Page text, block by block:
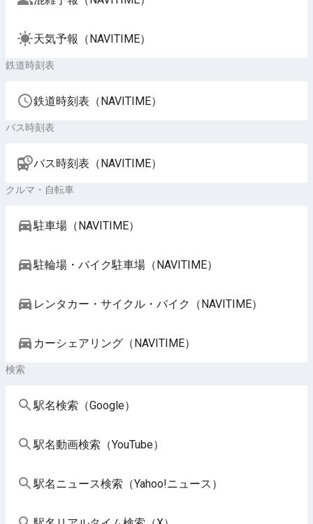
天気予報（NAVITIME）
鉄道時刻表
鉄道時刻表（NAVITIME）
バス時刻表
バス時刻表（NAVITIME）
クルマ・自転車
駐車場（NAVITIME）
駐輪場・バイク駐車場（NAVITIME）
レンタカー・サイクル・バイク（NAVITIME）
カーシェアリング（NAVITIME）
検索
駅名検索（Google）
駅名動画検索（YouTube）
駅名ニュース検索（Yahoo!ニュース）